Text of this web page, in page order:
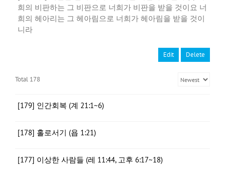
희의 비판하는 그 비판으로 너희가 비판을 받을 것이요 너
희의 헤아리는 그 헤아림으로 너희가 헤아림을 받을 것이
니라
Edit Delete
Total 178
[179] 인간회복 (계 21:1~6)
[178] 홀로서기 (욥 1:21)
[177] 이상한 사람들 (레 11:44, 고후 6:17~18)